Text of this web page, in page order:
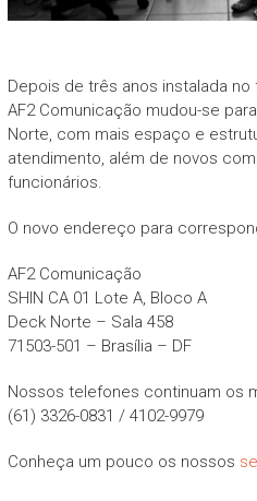
Depois de três anos instalada
AF2 Comunicação mudou-se
Norte, com mais espaço e
atendimento, além de novos
funcionários.
O novo endereço para
AF2 Comunicação
SHIN CA 01 Lote A, Bloco A
Deck Norte – Sala 458
71503-501 – Brasília – DF
Nossos telefones continuam os
(61) 3326-0831 / 4102-9979
Conheça um pouco os nossos